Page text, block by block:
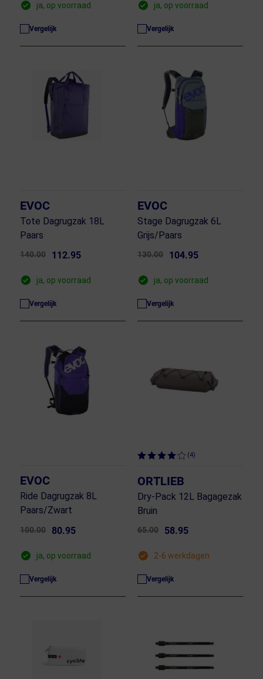
ja, op voorraad
Vergelijk
ja, op voorraad
Vergelijk
EVOC
Tote Dagrugzak 18L
Paars
140.00 112.95
ja, op voorraad
Vergelijk
EVOC
Stage Dagrugzak 6L
Grijs/Paars
130.00 104.95
ja, op voorraad
Vergelijk
EVOC
Ride Dagrugzak 8L
Paars/Zwart
100.00 80.95
ja, op voorraad
Vergelijk
(4)
ORTLIEB
Dry-Pack 12L Bagagezak
Bruin
65.00 58.95
2-6 werkdagen
Vergelijk